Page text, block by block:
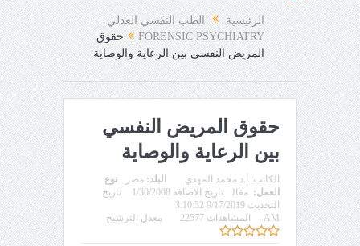
الرئيسية
الطب النفسي العدلي
FORENSIC PSYCHIATRY
حقوق
المريض النفسي بين الرعاية والوصاية
حقوق المريض النفسي
بين الرعاية والوصاية
الكاتب: أ.د محمد المهدي البلد: مصر
نوع
العمل: مقال تاريخ الاضافة 1/30/2008
تاريخ
التحديث 9/17/2019 3:10:32
AM
المشاهدات 22577 معدل الترشيح